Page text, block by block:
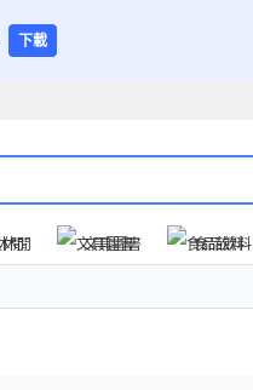
下載
閒 文具圖書 食品飲料